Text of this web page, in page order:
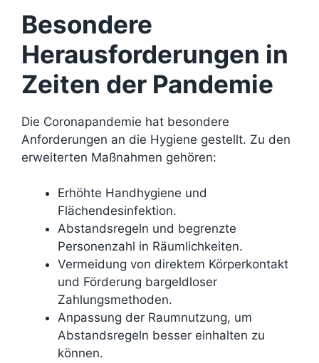
Besondere
Herausforderungen in
Zeiten der Pandemie
Die Coronapandemie hat besondere
Anforderungen an die Hygiene gestellt. Zu den
erweiterten Maßnahmen gehören:
Erhöhte Handhygiene und
Flächendesinfektion.
Abstandsregeln und begrenzte
Personenzahl in Räumlichkeiten.
Vermeidung von direktem Körperkontakt
und Förderung bargeldloser
Zahlungsmethoden.
Anpassung der Raumnutzung, um
Abstandsregeln besser einhalten zu
können.